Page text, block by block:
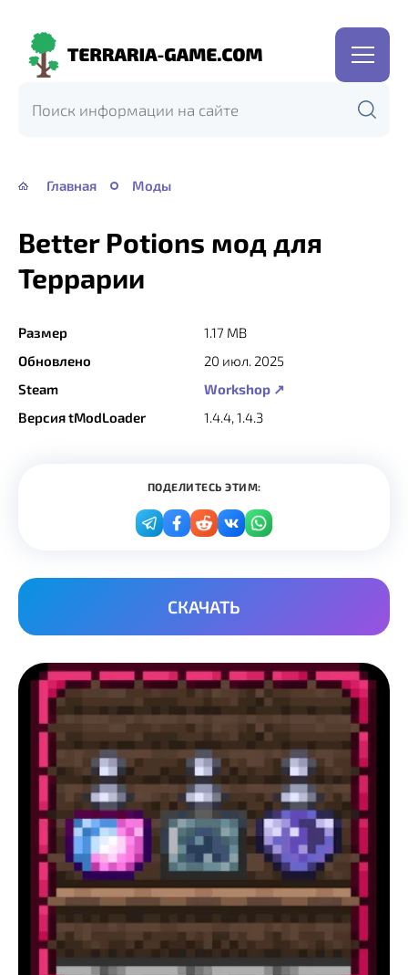
Terraria-
Главная Моды
Better Potions мод для
Террарии
Размер
1.17 MB
Обновлено
20 июл. 2025
Steam
Workshop ↗
Версия tModLoader
1.4.4, 1.4.3
ПОДЕЛИТЕСЬ ЭТИМ:
СКАЧАТЬ